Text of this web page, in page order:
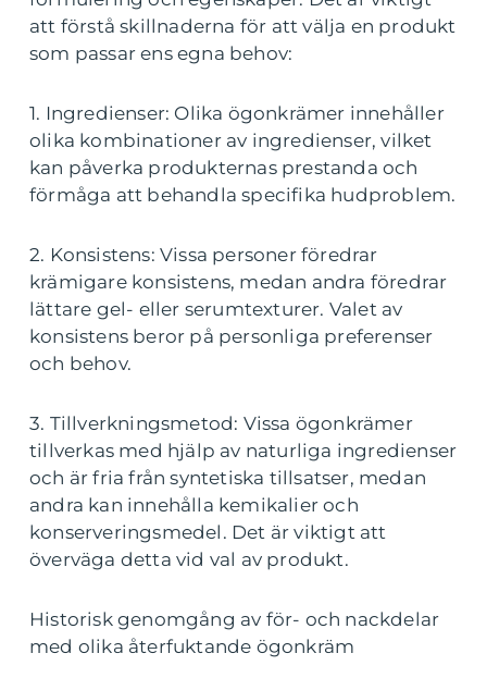
att förstå skillnaderna för att välja en produkt
som passar ens egna behov:
1. Ingredienser: Olika ögonkrämer innehåller
olika kombinationer av ingredienser, vilket
kan påverka produkternas prestanda och
förmåga att behandla specifika hudproblem.
2. Konsistens: Vissa personer föredrar
krämigare konsistens, medan andra föredrar
lättare gel- eller serumtexturer. Valet av
konsistens beror på personliga preferenser
och behov.
3. Tillverkningsmetod: Vissa ögonkrämer
tillverkas med hjälp av naturliga ingredienser
och är fria från syntetiska tillsatser, medan
andra kan innehålla kemikalier och
konserveringsmedel. Det är viktigt att
överväga detta vid val av produkt.
Historisk genomgång av för- och nackdelar
med olika återfuktande ögonkräm